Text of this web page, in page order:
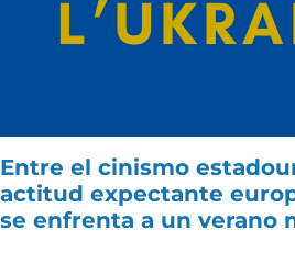
Entre el cinismo
actitud expectante
se enfrenta a un verano